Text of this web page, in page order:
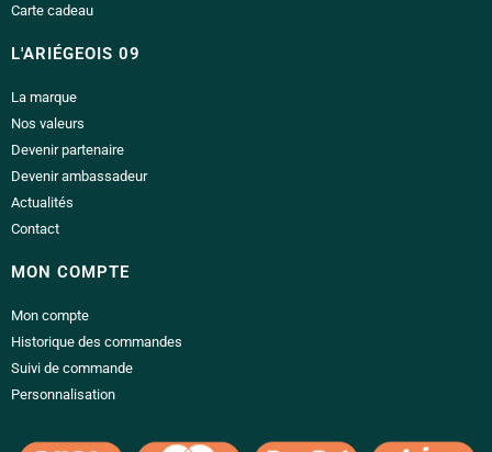
Carte cadeau
L'ARIÉGEOIS 09
La marque
Nos valeurs
Devenir partenaire
Devenir ambassadeur
Actualités
Contact
MON COMPTE
Mon compte
Historique des commandes
Suivi de commande
Personnalisation